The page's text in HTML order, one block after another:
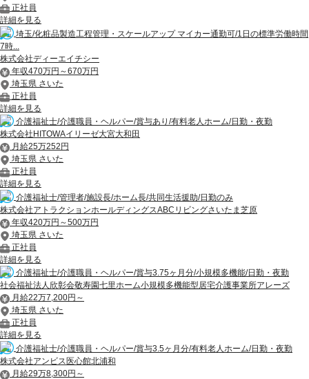
正社員
詳細を見る
埼玉/化粧品製造工程管理・スケールアップ マイカー通勤可/1日の標準労働時間
7時...
株式会社ディーエイチシー
年収470万円～670万円
埼玉県 さいた
正社員
詳細を見る
介護福祉士/介護職員・ヘルパー/賞与あり/有料老人ホーム/日勤・夜勤
株式会社HITOWAイリーゼ大宮大和田
月給25万252円
埼玉県 さいた
正社員
詳細を見る
介護福祉士/管理者/施設長/ホーム長/共同生活援助/日勤のみ
株式会社アトラクションホールディングスABCリビングさいたま芝原
年収420万円～500万円
埼玉県 さいた
正社員
詳細を見る
介護福祉士/介護職員・ヘルパー/賞与3.75ヶ月分/小規模多機能/日勤・夜勤
社会福祉法人欣彰会敬寿園七里ホーム小規模多機能型居宅介護事業所アレーズ
月給22万7,200円～
埼玉県 さいた
正社員
詳細を見る
介護福祉士/介護職員・ヘルパー/賞与3.5ヶ月分/有料老人ホーム/日勤・夜勤
株式会社アンビス医心館北浦和
月給29万8,300円～